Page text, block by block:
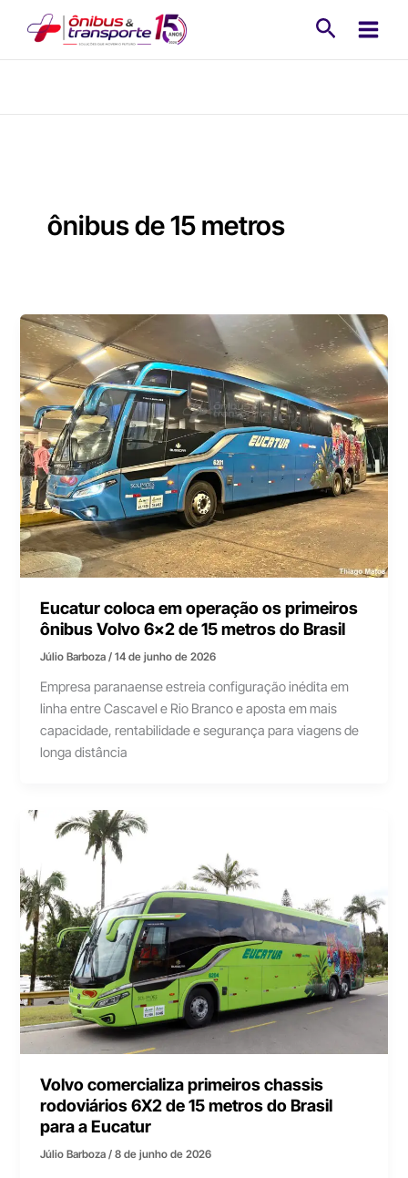
ônibus de 15 metros
Eucatur coloca em operação os primeiros
ônibus Volvo 6×2 de 15 metros do Brasil
Júlio Barboza/14 de junho de 2026
Empresa paranaense estreia configuração inédita em
linha entre Cascavel e Rio Branco e aposta em mais
capacidade, rentabilidade e segurança para viagens de
longa distância
Volvo comercializa primeiros chassis
rodoviários 6X2 de 15 metros do Brasil
para a Eucatur
Júlio Barboza/8 de junho de 2026